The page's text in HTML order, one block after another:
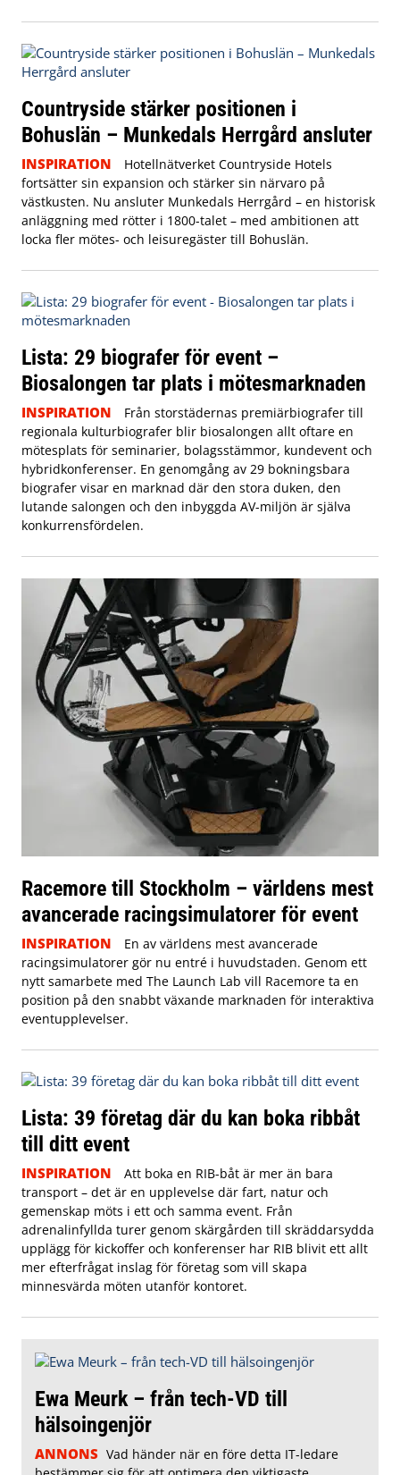
Countryside stärker positionen i
Bohuslän – Munkedals Herrgård ansluter
INSPIRATION
Hotellnätverket Countryside Hotels
fortsätter sin expansion och stärker sin närvaro på
västkusten. Nu ansluter Munkedals Herrgård – en historisk
anläggning med rötter i 1800-talet – med ambitionen att
locka fler mötes- och leisuregäster till Bohuslän.
Lista: 29 biografer för event –
Biosalongen tar plats i mötesmarknaden
INSPIRATION
Från storstädernas premiärbiografer till
regionala kulturbiografer blir biosalongen allt oftare en
mötesplats för seminarier, bolagsstämmor, kundevent och
hybridkonferenser. En genomgång av 29 bokningsbara
biografer visar en marknad där den stora duken, den
lutande salongen och den inbyggda AV-miljön är själva
konkurrensfördelen.
Racemore till Stockholm – världens mest
avancerade racingsimulatorer för event
INSPIRATION
En av världens mest avancerade
racingsimulatorer gör nu entré i huvudstaden. Genom ett
nytt samarbete med The Launch Lab vill Racemore ta en
position på den snabbt växande marknaden för interaktiva
eventupplevelser.
Lista: 39 företag där du kan boka ribbåt
till ditt event
INSPIRATION
Att boka en RIB-båt är mer än bara
transport – det är en upplevelse där fart, natur och
gemenskap möts i ett och samma event. Från
adrenalinfyllda turer genom skärgården till skräddarsydda
upplägg för kickoffer och konferenser har RIB blivit ett allt
mer efterfrågat inslag för företag som vill skapa
minnesvärda möten utanför kontoret.
Ewa Meurk – från tech-VD till
hälsoingenjör
ANNONS Vad händer när en före detta IT-ledare